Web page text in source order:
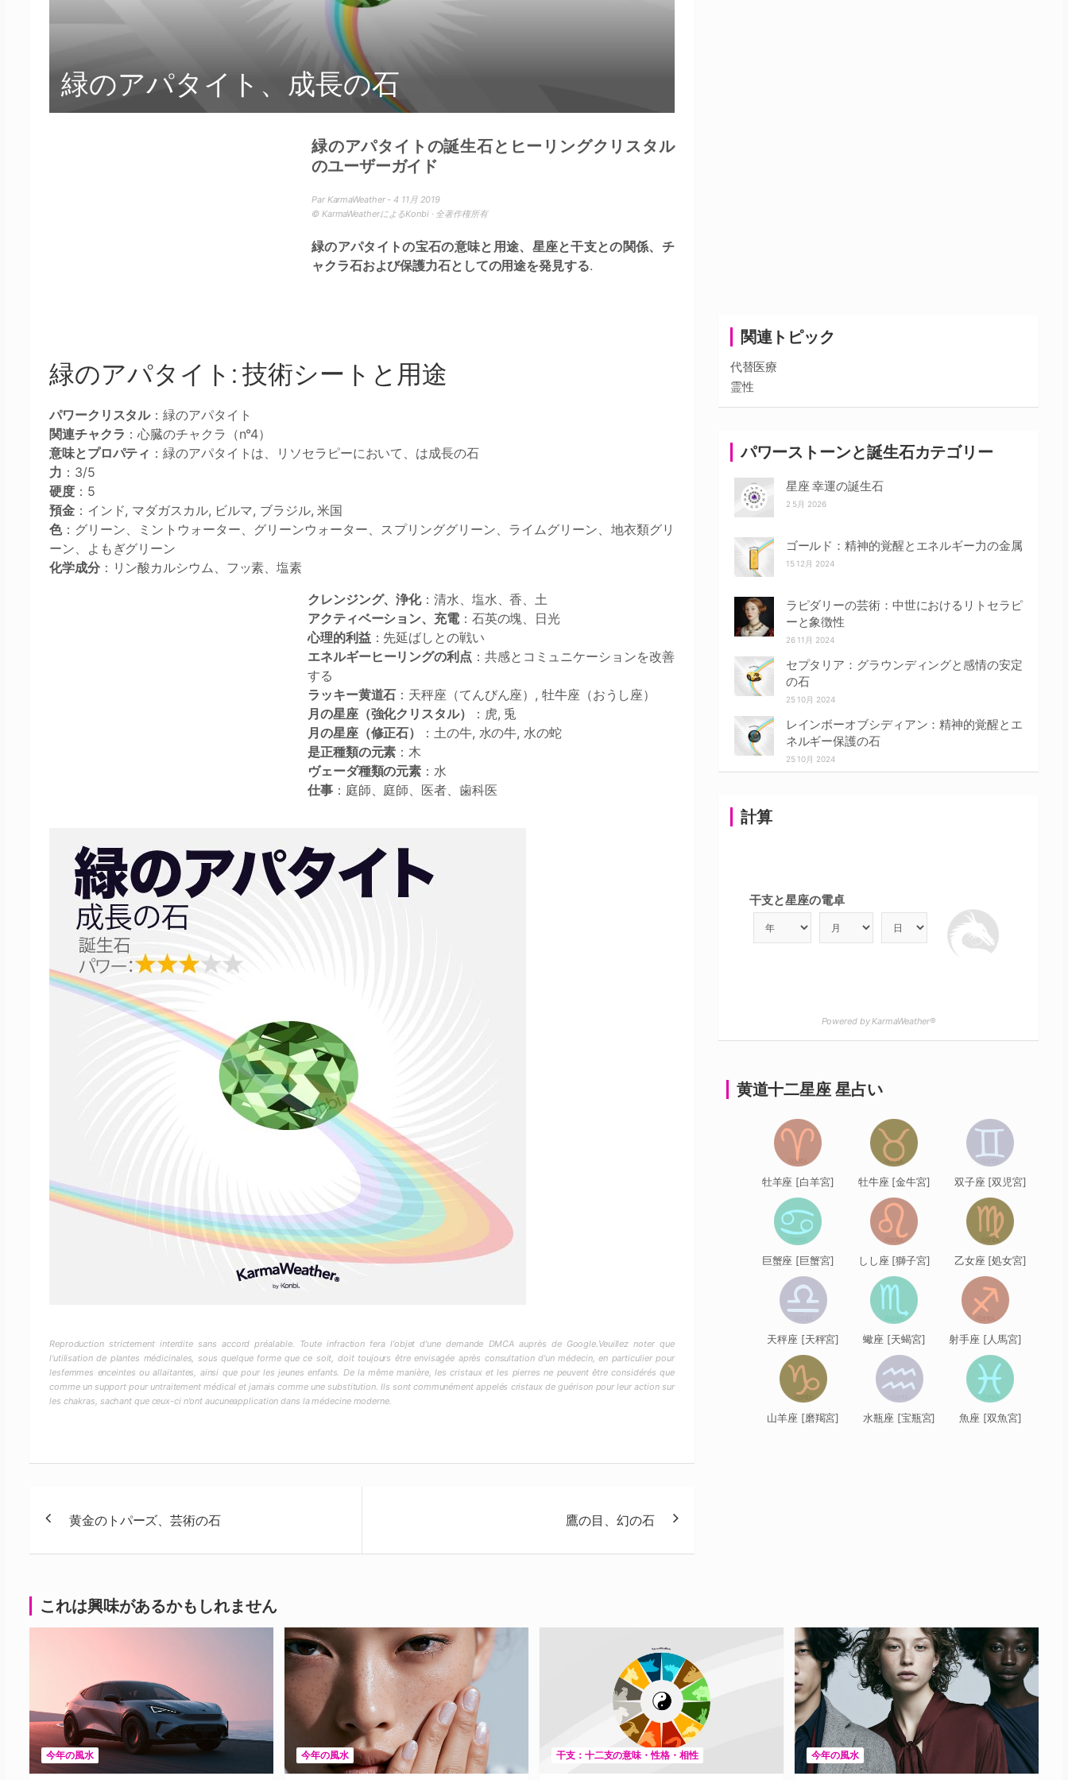
緑のアパタイト、成長の石
緑のアパタイトの誕生石とヒーリングクリスタル
のユーザーガイド
Par KarmaWeather - 4 11月 2019
© KarmaWeatherによるKonbi · 全著作権所有
緑のアパタイトの宝石の意味と用途、星座と干支との関係、チ
ャクラ石および保護力石としての用途を発見する.
緑のアパタイト: 技術シートと用途
パワークリスタル：緑のアパタイト
関連チャクラ ：心臓のチャクラ（n°4）
意味とプロパティ ：緑のアパタイトは、リソセラピーにおいて、は成長の石
力 ：3/5
硬度：5
預金：インド, マダガスカル, ビルマ, ブラジル, 米国
色：グリーン、ミントウォーター、グリーンウォーター、スプリンググリーン、ライムグリーン、地衣類グリ
ーン、よもぎグリーン
化学成分：リン酸カルシウム、フッ素、塩素
クレンジング、浄化：清水、塩水、香、土
アクティベーション、充電：石英の塊、日光
心理的利益：先延ばしとの戦い
エネルギーヒーリングの利点 ：共感とコミュニケーションを改善
する
ラッキー黄道石 ：天秤座（てんびん座）, 牡牛座（おうし座）
月の星座（強化クリスタル）
：虎, 兎
月の星座（修正石）
：土の牛, 水の牛, 水の蛇
是正種類の元素 ：木
ヴェーダ種類の元素 ：水
仕事：庭師、庭師、医者、歯科医
Reproduction strictement interdite sans accord préalable. Toute infraction fera l'objet d'une demande DMCA auprès de Google.Veuillez noter que
l'utilisation de plantes médicinales, sous quelque forme que ce soit, doit toujours être envisagée après consultation d'un médecin, en particulier pour
lesfemmes enceintes ou allaitantes, ainsi que pour les jeunes enfants. De la même manière, les cristaux et les pierres ne peuvent être considérés que
comme un support pour untraitement médical et jamais comme une substitution. Ils sont communément appelés cristaux de guérison pour leur action sur
les chakras, sachant que ceux-ci n'ont aucuneapplication dans la médecine moderne.
稿
ナ
ビ
ゲ
ョ
ン
黄金のトパーズ、芸術の石 鷹の目、幻の石
関連トピック
代替医療
霊性
パワーストーンと誕生石カテゴリー
星座 幸運の誕生石
2 5月 2026
ゴールド：精神的覚醒とエネルギー力の金属
15 12月 2024
ラピダリーの芸術：中世におけるリトセラピ
ーと象徴性
26 11月 2024
セプタリア：グラウンディングと感情の安定
の石
25 10月 2024
レインボーオブシディアン：精神的覚醒とエ
ネルギー保護の石
25 10月 2024
計算
干支と星座の電卓
Powered by KarmaWeather®
黄道十二星座 星占い
牡羊座 [白羊宮] 牡牛座 [金牛宮] 双子座 [双児宮]
巨蟹座 [巨蟹宮] しし座 [獅子宮] 乙女座 [処女宮]
天秤座 [天秤宮] 蠍座 [天蝎宮] 射手座 [人馬宮]
山羊座 [磨羯宮] 水瓶座 [宝瓶宮] 魚座 [双魚宮]
これは興味があるかもしれません
今年の風水 今年の風水 干支：十二支の意味・性格・相性 今年の風水